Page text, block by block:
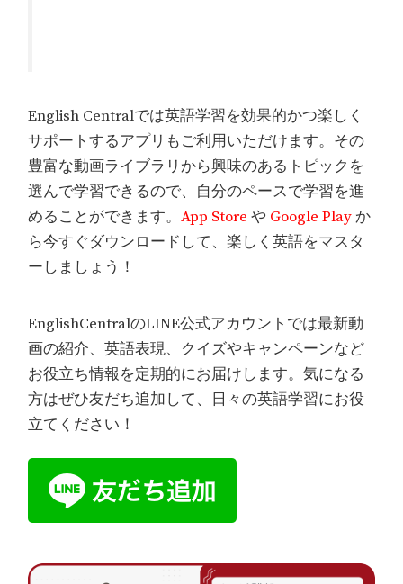
English Centralでは英語学習を効果的かつ楽しく
サポートするアプリもご利用いただけます。その
豊富な動画ライブラリから興味のあるトピックを
選んで学習できるので、自分のペースで学習を進
めることができます。App Store や Google Playか
ら今すぐダウンロードして、楽しく英語をマスタ
ーしましょう！
EnglishCentralのLINE公式アカウントでは最新動
画の紹介、英語表現、クイズやキャンペーンなど
お役立ち情報を定期的にお届けします。気になる
方はぜひ友だち追加して、日々の英語学習にお役
立てください！